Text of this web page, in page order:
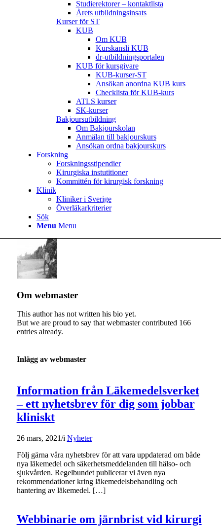
Studierektorer – kontaktlista
Årets utbildningsinsats
Kurser för ST
KUB
Om KUB
Kurskansli KUB
dr-utbildningsportalen
KUB för kursgivare
KUB-kurser-ST
Ansökan anordna KUB kurs
Checklista för KUB-kurs
ATLS kurser
SK-kurser
Bakjoursutbildning
Om Bakjourskolan
Anmälan till bakjourskurs
Ansökan ordna bakjourskurs
Forskning
Forskningsstipendier
Kirurgiska instutitioner
Kommittén för kirurgisk forskning
Klinik
Kliniker i Sverige
Överläkarkriterier
Sök
Menu Menu
Om webmaster
This author has not written his bio yet.
But we are proud to say thatwebmastercontributed 166
entries already.
Inlägg av webmaster
Information från Läkemedelsverket
– ett nyhetsbrev för dig som jobbar
kliniskt
26 mars, 2021/i Nyheter
Följ gärna våra nyhetsbrev för att vara uppdaterad om både
nya läkemedel och säkerhetsmeddelanden till hälso- och
sjukvården. Regelbundet publicerar vi även nya
rekommendationer kring läkemedelsbehandling och
hantering av läkemedel. […]
Webbinarie om järnbrist vid kirurgi